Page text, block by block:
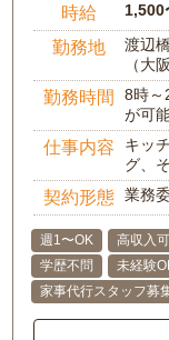
時給 1,500
勤務地
渡辺
（大
勤務時間
8時～
が可
仕事内容
キッ
グ、
契約形態 業務
週1〜OK 高収入
学歴不問
未経験
家事代行スタッフ募